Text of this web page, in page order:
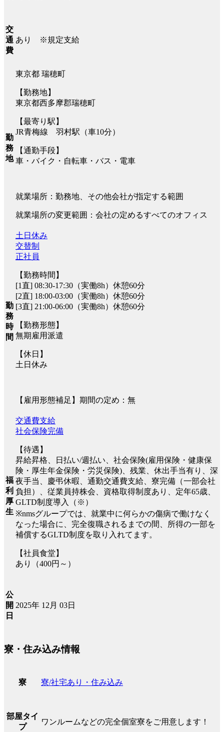
交
通
費
あり ※規定支給
勤
務
地
東京都 瑞穂町
【勤務地】
東京都西多摩郡瑞穂町
【最寄り駅】
JR青梅線 羽村駅（車10分）
【通勤手段】
車・バイク・自転車・バス・電車
就業場所：勤務地、その他会社が指定する範囲
就業場所の変更範囲：会社の定めるすべてのオフィス
勤
務
時
間
土日休み
交替制
正社員
【勤務時間】
[1直] 08:30-17:30（実働8h）休憩60分
[2直] 18:00-03:00（実働8h）休憩60分
[3直] 21:00-06:00（実働8h）休憩60分
【勤務形態】
無期雇用派遣
【休日】
土日休み
【雇用形態補足】期間の定め：無
福
利
厚
生
交通費支給
社会保険完備
【待遇】
昇給昇格、日払い/週払い、社会保険(雇用保険・健康保
険・厚生年金保険・労災保険)、残業、休出手当有り、深
夜手当、慶弔休暇、通勤交通費支給、寮完備（一部会社
負担）、従業員持株会、資格取得制度あり、定年65歳、
GLTD制度導入（※）
※nmsグループでは、就業中に何らかの傷病で働けなく
なった場合に、完全復職されるまでの間、所得の一部を
補償するGLTD制度を取り入れてます。
【社員食堂】
あり（400円～）
公
開
日
2025年 12月 03日
寮・住み込み情報
寮 寮/社宅あり・住み込み
部屋タイ
プ
ワンルームなどの完全個室寮をご用意します！